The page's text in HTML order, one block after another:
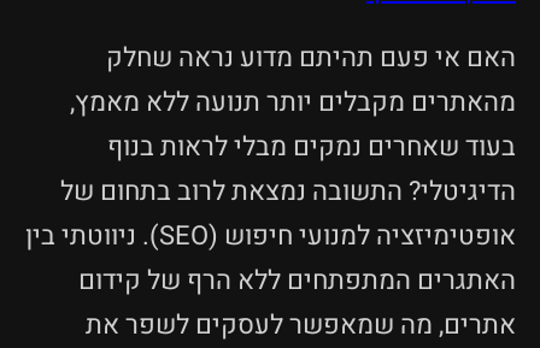
האם אי פעם תהיתם מדוע נראה שחלק
מהאתרים מקבלים יותר תנועה ללא מאמץ,
בעוד שאחרים נמקים מבלי לראות בנוף
הדיגיטלי? התשובה נמצאת לרוב בתחום של
אופטימיזציה למנועי חיפוש (SEO). ניווטתי בין
האתגרים המתפתחים ללא הרף של קידום
אתרים, מה שמאפשר לעסקים לשפר את